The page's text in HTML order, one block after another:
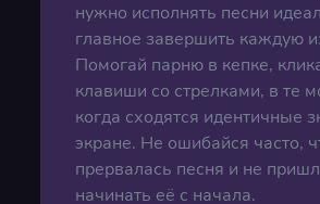
нужно исполнять песни
главное завершить каждую
Помогай парню в кепке,
клавиши со стрелками, в те
когда сходятся идентичные
экране. Не ошибайся часто,
прервалась песня и не
начинать её с начала.